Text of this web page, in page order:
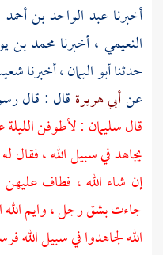
أخبرناعبد الواحد بن أحمد
النعيمي ، أخبرنا محمد بن
حدثناأبو اليمان، أخبرنا
عنأبي هريرة قال : قال
قالسليمان : لأطوفن
يجاهد في سبيل الله ، فقال
إن شاء الله ، فطاف
جاءت بشق رجل ، وايم الله
الله لجاهدوا في سبيل الله